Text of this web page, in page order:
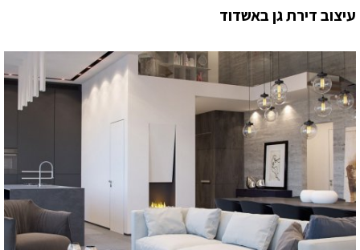
עיצוב דירת גן באשדוד